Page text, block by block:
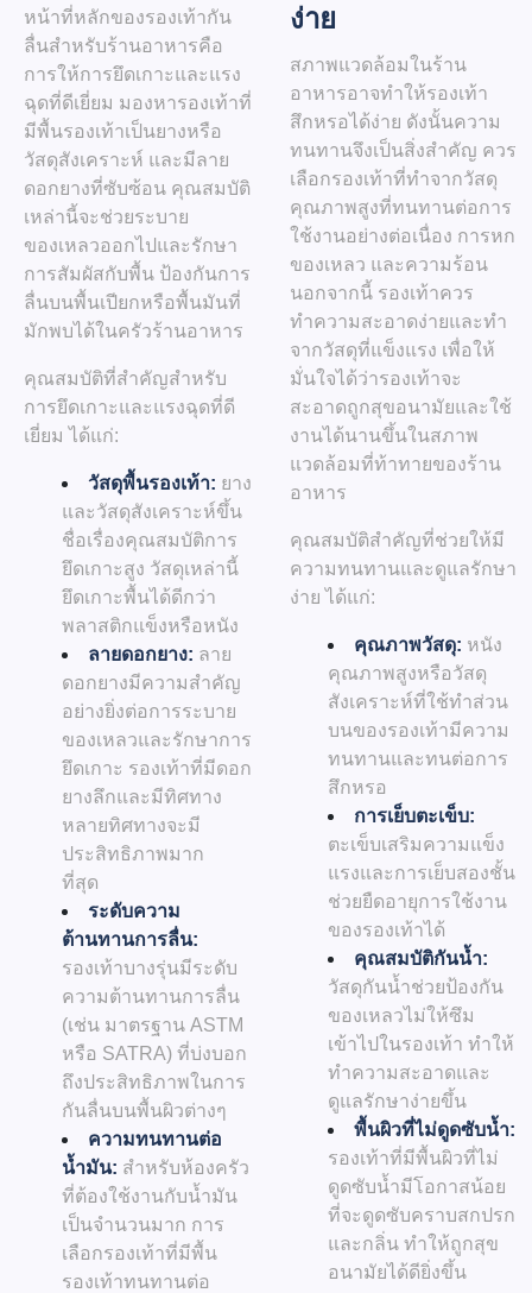
หน้าที่หลักของรองเท้ากัน
ลื่นสำหรับร้านอาหารคือ
การให้การยึดเกาะและแรง
ฉุดที่ดีเยี่ยม มองหารองเท้าที่
มีพื้นรองเท้าเป็นยางหรือ
วัสดุสังเคราะห์ และมีลาย
ดอกยางที่ซับซ้อน คุณสมบัติ
เหล่านี้จะช่วยระบาย
ของเหลวออกไปและรักษา
การสัมผัสกับพื้น ป้องกันการ
ลื่นบนพื้นเปียกหรือพื้นมันที่
มักพบได้ในครัวร้านอาหาร
คุณสมบัติที่สำคัญสำหรับ
การยึดเกาะและแรงฉุดที่ดี
เยี่ยม ได้แก่:
วัสดุพื้นรองเท้า: ยาง
และวัสดุสังเคราะห์ขึ้น
ชื่อเรื่องคุณสมบัติการ
ยึดเกาะสูง วัสดุเหล่านี้
ยึดเกาะพื้นได้ดีกว่า
พลาสติกแข็งหรือหนัง
ลายดอกยาง: ลาย
ดอกยางมีความสำคัญ
อย่างยิ่งต่อการระบาย
ของเหลวและรักษาการ
ยึดเกาะ รองเท้าที่มีดอก
ยางลึกและมีทิศทาง
หลายทิศทางจะมี
ประสิทธิภาพมาก
ที่สุด
ระดับความ
ต้านทานการลื่น:
รองเท้าบางรุ่นมีระดับ
ความต้านทานการลื่น
(เช่น มาตรฐาน ASTM
หรือ SATRA) ที่บ่งบอก
ถึงประสิทธิภาพในการ
กันลื่นบนพื้นผิวต่างๆ
ความทนทานต่อ
น้ำมัน: สำหรับห้องครัว
ที่ต้องใช้งานกับน้ำมัน
เป็นจำนวนมาก การ
เลือกรองเท้าที่มีพื้น
รองเท้าทนทานต่อ
ง่าย
สภาพแวดล้อมในร้าน
อาหารอาจทำให้รองเท้า
สึกหรอได้ง่าย ดังนั้นความ
ทนทานจึงเป็นสิ่งสำคัญ ควร
เลือกรองเท้าที่ทำจากวัสดุ
คุณภาพสูงที่ทนทานต่อการ
ใช้งานอย่างต่อเนื่อง การหก
ของเหลว และความร้อน
นอกจากนี้ รองเท้าควร
ทำความสะอาดง่ายและทำ
จากวัสดุที่แข็งแรง เพื่อให้
มั่นใจได้ว่ารองเท้าจะ
สะอาดถูกสุขอนามัยและใช้
งานได้นานขึ้นในสภาพ
แวดล้อมที่ท้าทายของร้าน
อาหาร
คุณสมบัติสำคัญที่ช่วยให้มี
ความทนทานและดูแลรักษา
ง่าย ได้แก่:
คุณภาพวัสดุ: หนัง
คุณภาพสูงหรือวัสดุ
สังเคราะห์ที่ใช้ทำส่วน
บนของรองเท้ามีความ
ทนทานและทนต่อการ
สึกหรอ
การเย็บตะเข็บ:
ตะเข็บเสริมความแข็ง
แรงและการเย็บสองชั้น
ช่วยยืดอายุการใช้งาน
ของรองเท้าได้
คุณสมบัติกันน้ำ:
วัสดุกันน้ำช่วยป้องกัน
ของเหลวไม่ให้ซึม
เข้าไปในรองเท้า ทำให้
ทำความสะอาดและ
ดูแลรักษาง่ายขึ้น
พื้นผิวที่ไม่ดูดซับน้ำ:
รองเท้าที่มีพื้นผิวที่ไม่
ดูดซับน้ำมีโอกาสน้อย
ที่จะดูดซับคราบสกปรก
และกลิ่น ทำให้ถูกสุข
อนามัยได้ดียิ่งขึ้น